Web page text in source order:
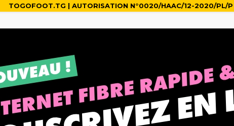
TOGOFOOT.TG | AUTORISATION N°0020/HAAC/12-2020/PL/P